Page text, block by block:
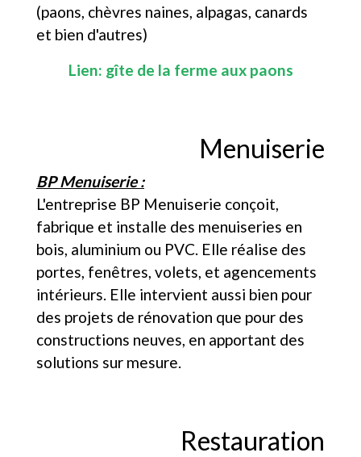
(paons, chèvres naines, alpagas, canards
et bien d'autres)
Lien: gîte de la ferme aux paons
Menuiserie
BP Menuiserie :
L'entreprise BP Menuiserie conçoit,
fabrique et installe des menuiseries en
bois, aluminium ou PVC. Elle réalise des
portes, fenêtres, volets, et agencements
intérieurs. Elle intervient aussi bien pour
des projets de rénovation que pour des
constructions neuves, en apportant des
solutions sur mesure.
Restauration